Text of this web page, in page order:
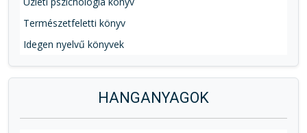
Természetfeletti könyv
Idegen nyelvű könyvek
HANGANYAGOK